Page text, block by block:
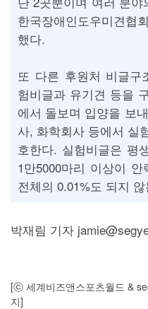
한국장애인도우미견협
했다.
또 다른 후원처 비글구
험비글과 유기견 등을
에서 돌보며 입양을 보
사, 화학회사 등에서 실
호한다. 실험비글은 평
1만5000마리 이상이
전체의 0.01%도 되지
박재림 기자
[ⓒ 세계비즈앤스포츠월드 &
지]